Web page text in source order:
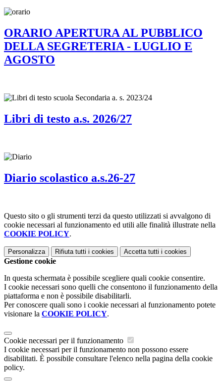
ORARIO APERTURA AL PUBBLICO
DELLA SEGRETERIA - LUGLIO E
AGOSTO
Libri di testo a.s. 2026/27
Diario scolastico a.s.26-27
Questo sito o gli strumenti terzi da questo utilizzati si avvalgono di
cookie necessari al funzionamento ed utili alle finalità illustrate nella
COOKIE POLICY.
Personalizza Rifiuta tutti i cookies Accetta tutti i cookies
Gestione cookie
In questa schermata è possibile scegliere quali cookie consentire.
I cookie necessari sono quelli che consentono il funzionamento della
piattaforma e non è possibile disabilitarli.
Per conoscere quali sono i cookie necessari al funzionamento potete
visionare la COOKIE POLICY.
Cookie necessari per il funzionamento
I cookie necessari per il funzionamento non possono essere
disabilitati. È possibile consultare l'elenco nella pagina della cookie
policy.